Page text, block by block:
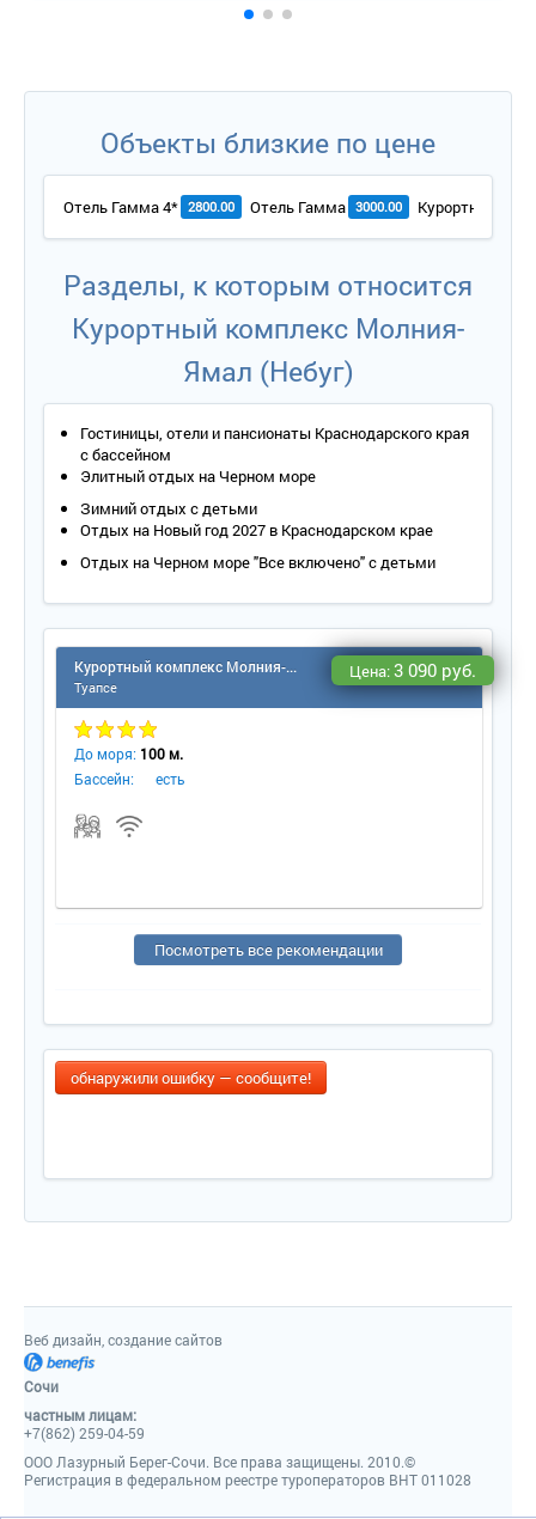
Объекты близкие по цене
Отель Гамма 4* 2800.00 Отель Гамма 3000.00 Курортный
Разделы, к которым относится
Курортный комплекс Молния-
Ямал (Небуг)
Гостиницы, отели и пансионаты Краснодарского края
с бассейном
Элитный отдых на Черном море
Зимний отдых с детьми
Отдых на Новый год 2027 в Краснодарском крае
Отдых на Черном море "Все включено" с детьми
Курортный комплекс Молния-Ямал (Небуг)
Туапсе
Цена:3 090 руб.
До моря: 100 м.
Бассейн:
есть
Посмотреть все рекомендации
обнаружили ошибку — сообщите!
Веб дизайн, создание сайтов
Сочи
частным лицам:
+7(862) 259-04-59
ООО Лазурный Берег-Сочи. Все права защищены. 2010.©
Регистрация в федеральном реестре туроператоров ВНТ 011028